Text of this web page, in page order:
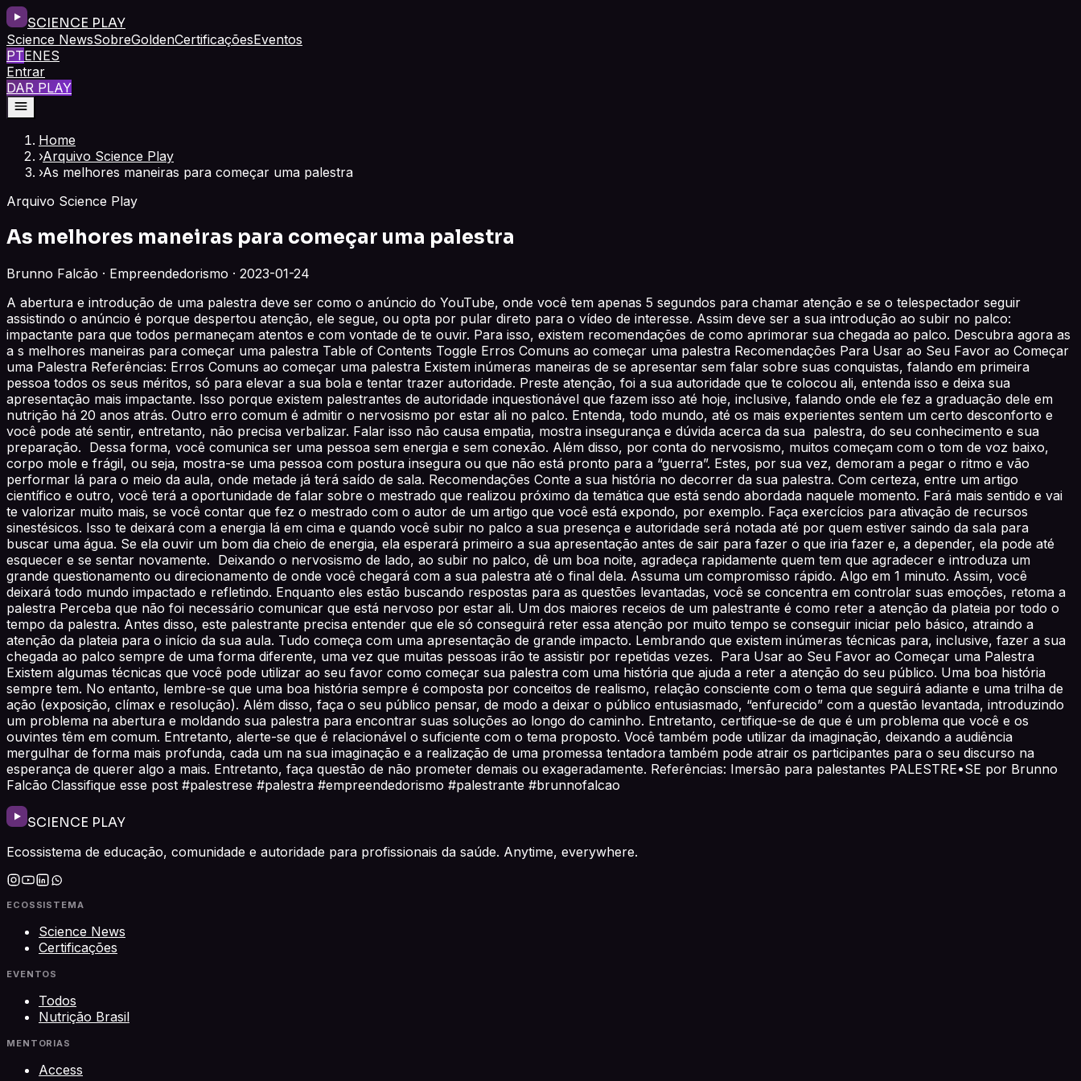
SCIENCE PLAY
Science NewsSobreGoldenCertificaçõesEventos
PTENES
Entrar
DAR PLAY
Home
›Arquivo Science Play
›As melhores maneiras para começar uma palestra
Arquivo Science Play
As melhores maneiras para começar uma palestra
Brunno Falcão · Empreendedorismo · 2023-01-24
A abertura e introdução de uma palestra deve ser como o anúncio do YouTube, onde você tem apenas 5 segundos para chamar atenção e se o telespectador seguir
assistindo o anúncio é porque despertou atenção, ele segue, ou opta por pular direto para o vídeo de interesse. Assim deve ser a sua introdução ao subir no palco:
impactante para que todos permaneçam atentos e com vontade de te ouvir. Para isso, existem recomendações de como aprimorar sua chegada ao palco. Descubra agora as
a s melhores maneiras para começar uma palestra Table of Contents Toggle Erros Comuns ao começar uma palestra Recomendações Para Usar ao Seu Favor ao Começar
uma Palestra Referências: Erros Comuns ao começar uma palestra Existem inúmeras maneiras de se apresentar sem falar sobre suas conquistas, falando em primeira
pessoa todos os seus méritos, só para elevar a sua bola e tentar trazer autoridade. Preste atenção, foi a sua autoridade que te colocou ali, entenda isso e deixa sua
apresentação mais impactante. Isso porque existem palestrantes de autoridade inquestionável que fazem isso até hoje, inclusive, falando onde ele fez a graduação dele em
nutrição há 20 anos atrás. Outro erro comum é admitir o nervosismo por estar ali no palco. Entenda, todo mundo, até os mais experientes sentem um certo desconforto e
você pode até sentir, entretanto, não precisa verbalizar. Falar isso não causa empatia, mostra insegurança e dúvida acerca da sua palestra, do seu conhecimento e sua
preparação. Dessa forma, você comunica ser uma pessoa sem energia e sem conexão. Além disso, por conta do nervosismo, muitos começam com o tom de voz baixo,
corpo mole e frágil, ou seja, mostra-se uma pessoa com postura insegura ou que não está pronto para a “guerra”. Estes, por sua vez, demoram a pegar o ritmo e vão
performar lá para o meio da aula, onde metade já terá saído de sala. Recomendações Conte a sua história no decorrer da sua palestra. Com certeza, entre um artigo
científico e outro, você terá a oportunidade de falar sobre o mestrado que realizou próximo da temática que está sendo abordada naquele momento. Fará mais sentido e vai
te valorizar muito mais, se você contar que fez o mestrado com o autor de um artigo que você está expondo, por exemplo. Faça exercícios para ativação de recursos
sinestésicos. Isso te deixará com a energia lá em cima e quando você subir no palco a sua presença e autoridade será notada até por quem estiver saindo da sala para
buscar uma água. Se ela ouvir um bom dia cheio de energia, ela esperará primeiro a sua apresentação antes de sair para fazer o que iria fazer e, a depender, ela pode até
esquecer e se sentar novamente. Deixando o nervosismo de lado, ao subir no palco, dê um boa noite, agradeça rapidamente quem tem que agradecer e introduza um
grande questionamento ou direcionamento de onde você chegará com a sua palestra até o final dela. Assuma um compromisso rápido. Algo em 1 minuto. Assim, você
deixará todo mundo impactado e refletindo. Enquanto eles estão buscando respostas para as questões levantadas, você se concentra em controlar suas emoções, retoma a
palestra Perceba que não foi necessário comunicar que está nervoso por estar ali. Um dos maiores receios de um palestrante é como reter a atenção da plateia por todo o
tempo da palestra. Antes disso, este palestrante precisa entender que ele só conseguirá reter essa atenção por muito tempo se conseguir iniciar pelo básico, atraindo a
atenção da plateia para o início da sua aula. Tudo começa com uma apresentação de grande impacto. Lembrando que existem inúmeras técnicas para, inclusive, fazer a sua
chegada ao palco sempre de uma forma diferente, uma vez que muitas pessoas irão te assistir por repetidas vezes. Para Usar ao Seu Favor ao Começar uma Palestra
Existem algumas técnicas que você pode utilizar ao seu favor como começar sua palestra com uma história que ajuda a reter a atenção do seu público. Uma boa história
sempre tem. No entanto, lembre-se que uma boa história sempre é composta por conceitos de realismo, relação consciente com o tema que seguirá adiante e uma trilha de
ação (exposição, clímax e resolução). Além disso, faça o seu público pensar, de modo a deixar o público entusiasmado, “enfurecido” com a questão levantada, introduzindo
um problema na abertura e moldando sua palestra para encontrar suas soluções ao longo do caminho. Entretanto, certifique-se de que é um problema que você e os
ouvintes têm em comum. Entretanto, alerte-se que é relacionável o suficiente com o tema proposto. Você também pode utilizar da imaginação, deixando a audiência
mergulhar de forma mais profunda, cada um na sua imaginação e a realização de uma promessa tentadora também pode atrair os participantes para o seu discurso na
esperança de querer algo a mais. Entretanto, faça questão de não prometer demais ou exageradamente. Referências: Imersão para palestantes PALESTRE•SE por Brunno
Falcão Classifique esse post #palestrese #palestra #empreendedorismo #palestrante #brunnofalcao
SCIENCE PLAY
Ecossistema de educação, comunidade e autoridade para profissionais da saúde. Anytime, everywhere.
ECOSSISTEMA
Science News
Certificações
EVENTOS
Todos
Nutrição Brasil
MENTORIAS
Access